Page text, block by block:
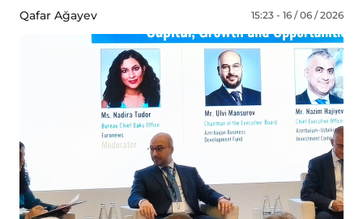
Qafar Ağayev 15:23 - 16 / 06 / 2026